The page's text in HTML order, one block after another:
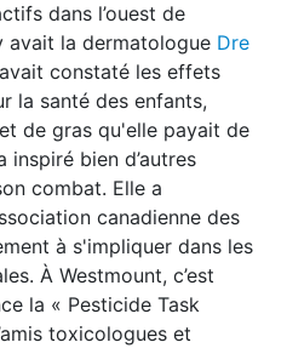
dans l’ouest de
avait la dermatologue Dre
constaté les effets
la santé des enfants,
de gras qu'elle payait de
inspiré bien d’autres
combat. Elle a
canadienne des
à s'impliquer dans les
À Westmount, c’est
la « Pesticide Task
toxicologues et